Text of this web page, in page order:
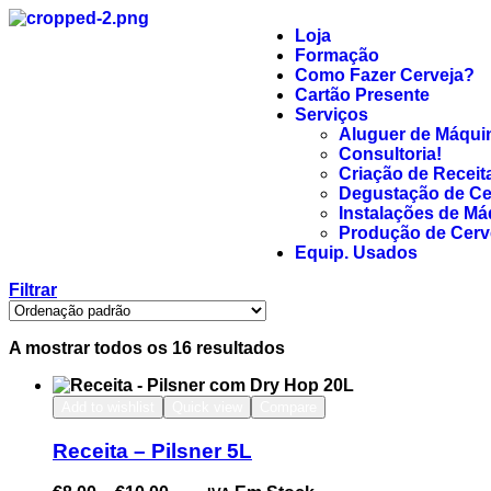
Loja
Formação
Como Fazer Cerveja?
Cartão Presente
Serviços
Aluguer de
Consultoria!
Criação de
Degustação de
Instalações de
Produção de
Equip. Usados
Filtrar
A mostrar todos os 16 resultados
Receita – Pilsner 5L